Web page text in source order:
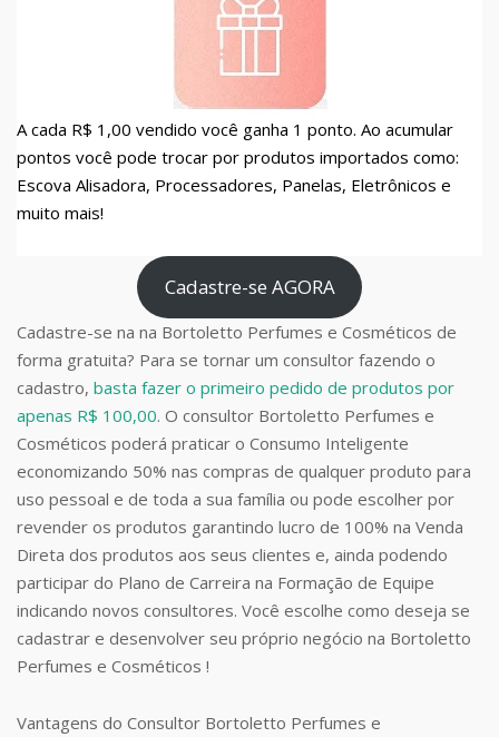
A cada R$ 1,00 vendido você ganha 1 ponto. Ao acumular
pontos você pode trocar por produtos importados como:
Escova Alisadora, Processadores, Panelas, Eletrônicos e
muito mais!
Cadastre-se AGORA
Cadastre-se na na Bortoletto Perfumes e Cosméticos de
forma gratuita? Para se tornar um consultor fazendo o
cadastro, basta fazer o primeiro pedido de produtos por
apenas R$ 100,00. O consultor Bortoletto Perfumes e
Cosméticos poderá praticar o Consumo Inteligente
economizando 50% nas compras de qualquer produto para
uso pessoal e de toda a sua família ou pode escolher por
revender os produtos garantindo lucro de 100% na Venda
Direta dos produtos aos seus clientes e, ainda podendo
participar do Plano de Carreira na Formação de Equipe
indicando novos consultores. Você escolhe como deseja se
cadastrar e desenvolver seu próprio negócio na Bortoletto
Perfumes e Cosméticos !
Vantagens do Consultor Bortoletto Perfumes e